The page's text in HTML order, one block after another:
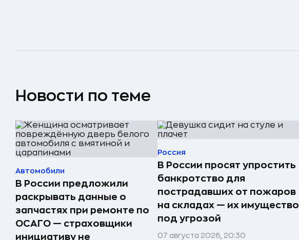
Новости по теме
Автомобили
В России предложили
раскрывать данные о
запчастях при ремонте по
ОСАГО — страховщики
инициативу не
Россия
В России просят упростить
банкротство для
пострадавших от пожаров
на складах — их имущество
под угрозой
07 августа 2026, 20:30